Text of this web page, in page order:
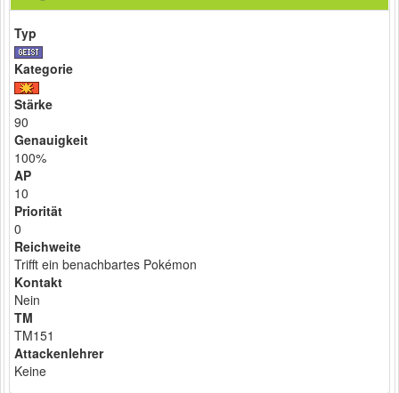
Typ
Kategorie
Stärke
90
Genauigkeit
100%
AP
10
Priorität
0
Reichweite
Trifft ein benachbartes Pokémon
Kontakt
Nein
TM
TM151
Attackenlehrer
Keine